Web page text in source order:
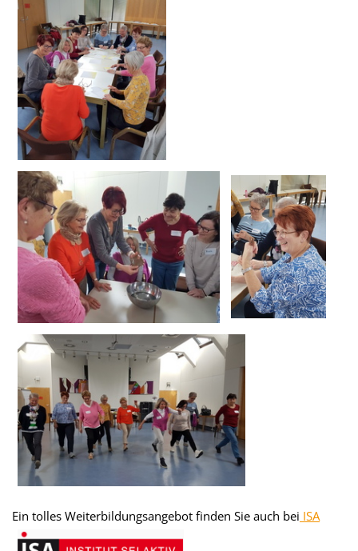
Ein tolles Weiterbildungsangebot finden Sie auch bei ISA